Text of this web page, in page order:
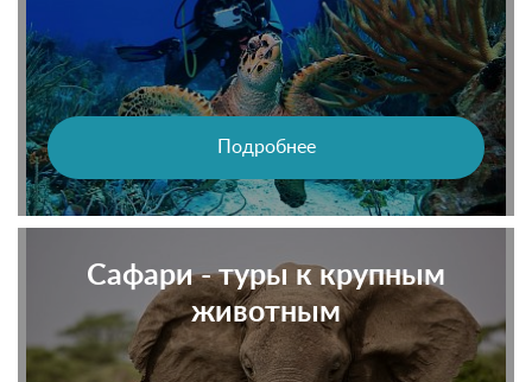
Подробнее
Сафари - туры к крупным
животным